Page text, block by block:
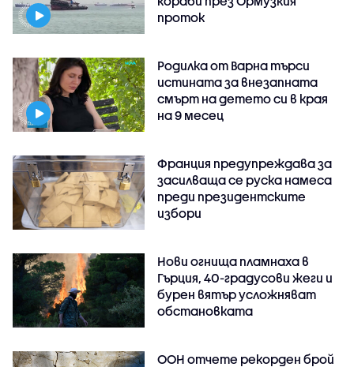
проток
Родилка от Варна търси
истината за внезапната
смърт на детето си в края
на 9 месец
Франция предупреждава за
засилваща се руска намеса
преди президентските
избори
Нови огнища пламнаха в
Гърция, 40-градусови жеги и
бурен вятър усложняват
обстановката
ООН отчете рекорден брой